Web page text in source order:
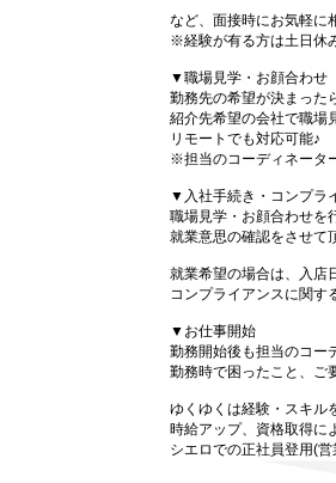
など、面接時にお気軽に
※経験が有る方は土日休
▼職場見学・お顔合わせ
勤務先の希望が決まった
紹介先希望の会社で職場
リモートでも対応可能♪
※担当のコーディネータ
▼入社手続き・コンプラ
職場見学・お顔合わせを
就業意思の確認をさせて
就業希望の場合は、入店
コンプライアンスに関す
▼お仕事開始
勤務開始後も担当のコー
勤務時で困ったこと、ご
ゆくゆくは経験・スキル
時給アップ、資格取得に
シエロでの正社員登用(